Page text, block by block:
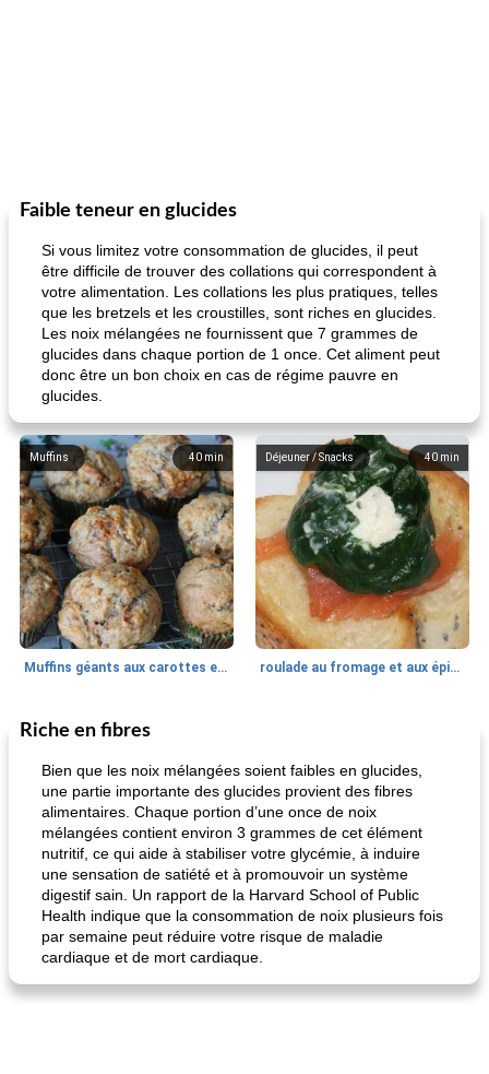
Faible teneur en glucides
Si vous limitez votre consommation de glucides, il peut
être difficile de trouver des collations qui correspondent à
votre alimentation. Les collations les plus pratiques, telles
que les bretzels et les croustilles, sont riches en glucides.
Les noix mélangées ne fournissent que 7 grammes de
glucides dans chaque portion de 1 once. Cet aliment peut
donc être un bon choix en cas de régime pauvre en
glucides.
40 min
Muffins
Muffins géants aux carottes et à la banane de Nif
40 min
Déjeuner / Snacks
roulade au fromage et aux épinards
Marques de confiance: recettes et
fiesta tostadas le méga's jopp joes
Riche en fibres
Bien que les noix mélangées soient faibles en glucides,
une partie importante des glucides provient des fibres
alimentaires. Chaque portion d’une once de noix
mélangées contient environ 3 grammes de cet élément
nutritif, ce qui aide à stabiliser votre glycémie, à induire
une sensation de satiété et à promouvoir un système
digestif sain. Un rapport de la Harvard School of Public
Health indique que la consommation de noix plusieurs fois
par semaine peut réduire votre risque de maladie
cardiaque et de mort cardiaque.